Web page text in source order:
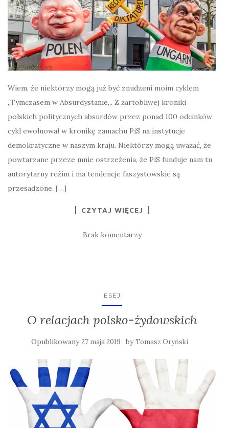
Wiem, że niektórzy mogą już być znudzeni moim cyklem
„Tymczasem w Absurdystanie„. Z żartobliwej kroniki
polskich politycznych absurdów przez ponad 100 odcinków
cykl ewoluował w kronikę zamachu PiS na instytucje
demokratyczne w naszym kraju. Niektórzy mogą uważać, że
powtarzane przeze mnie ostrzeżenia, że PiS funduje nam tu
autorytarny reżim i ma tendencje faszystowskie są
przesadzone. […]
CZYTAJ WIĘCEJ
Brak komentarzy
ESEJ
O relacjach polsko-żydowskich
Opublikowany27 maja 2019 byTomasz Oryński